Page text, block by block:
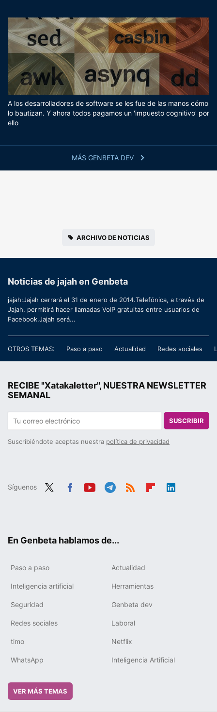
MÁS GENBETA DEV
A los desarrolladores de software se les fue de las manos cómo
lo bautizan. Y ahora todos pagamos un 'impuesto cognitivo' por
ello
ARCHIVO DE NOTICIAS
Noticias de jajah en Genbeta
jajah:Jajah cerrará el 31 de enero de 2014.Telefónica, a través de
Jajah, permitirá hacer llamadas VoIP gratuitas entre usuarios de
Facebook.Jajah será...
OTROS TEMAS: Paso a paso Actualidad Redes sociales
RECIBE "Xatakaletter", NUESTRA NEWSLETTER
SEMANAL
SUSCRIBIR
Suscribiéndote aceptas nuestra política de privacidad
Síguenos
En Genbeta hablamos de...
Paso a paso Actualidad
Inteligencia artificial Herramientas
Seguridad Genbeta dev
Redes sociales Laboral
timo Netflix
WhatsApp Inteligencia Artificial
VER MÁS TEMAS